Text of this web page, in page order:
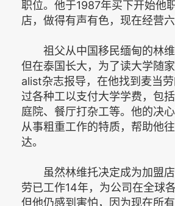
职位。他于1987年买下开始他
店，做得有声有色，现在经营六
祖父从中国移民缅甸的林维
但在泰国长大，为了读大学随家
alist杂志报导，在他找到麦当
过各种工以支付大学学费，包
庭院、餐厅打杂工等。他的决
从事粗重工作的特质，帮助他
达。
虽然林维托决定成为加盟店
劳已工作14年，为公司在全球
但他仍感到害怕，因为现在所